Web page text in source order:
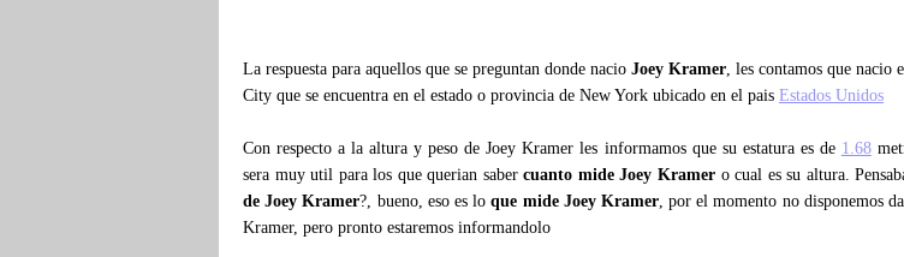
La respuesta para aquellos que se preguntan donde nacio Joey Kramer, les contamos que nacio
City que se encuentra en el estado o provincia de New York ubicado en el pais Estados Unidos
Con respecto a la altura y peso de Joey Kramer les informamos que su estatura es de 1.68
sera muy util para los que querian sabercuanto mide Joey Kramer o cual es su altura.
de Joey Kramer?, bueno, eso es loque mide Joey Kramer, por el momento no disponemos
Kramer, pero pronto estaremos informandolo